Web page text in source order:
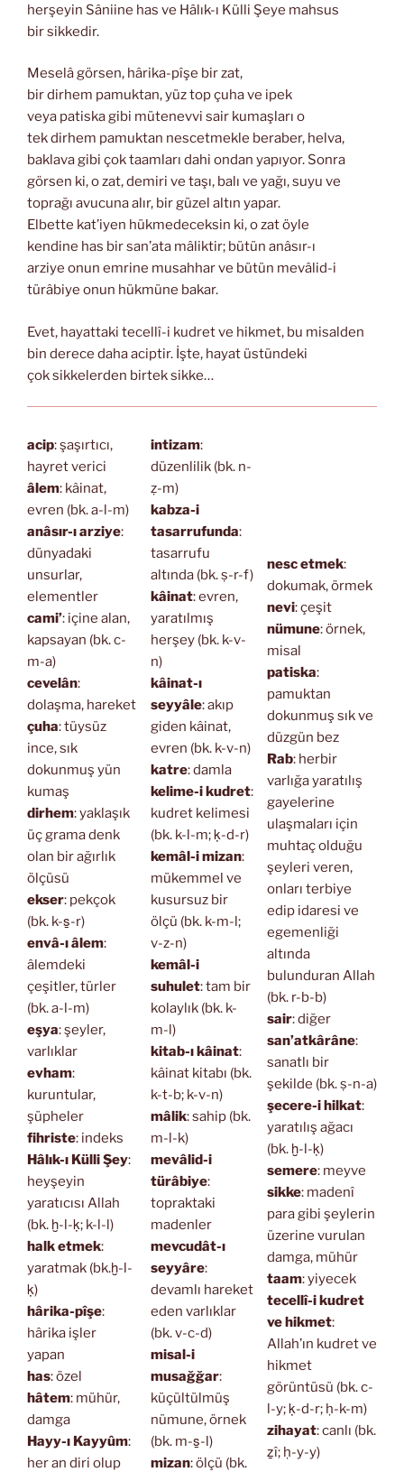
herşeyin Sâniine has ve Hâlık-ı Külli Şeye mahsus
bir sikkedir.
Meselâ görsen, hârika-pîşe bir zat,
bir dirhem pamuktan, yüz top çuha ve ipek
veya patiska gibi mütenevvi sair kumaşları o
tek dirhem pamuktan nescetmekle beraber, helva,
baklava gibi çok taamları dahi ondan yapıyor. Sonra
görsen ki, o zat, demiri ve taşı, balı ve yağı, suyu ve
toprağı avucuna alır, bir güzel altın yapar.
Elbette kat’iyen hükmedeceksin ki, o zat öyle
kendine has bir san’ata mâliktir; bütün anâsır-ı
arziye onun emrine musahhar ve bütün mevâlid-i
türâbiye onun hükmüne bakar.
Evet, hayattaki tecellî-i kudret ve hikmet, bu misalden
bin derece daha aciptir. İşte, hayat üstündeki
çok sikkelerden birtek sikke…
acip: şaşırtıcı,
hayret verici
âlem: kâinat,
evren (bk. a-l-m)
anâsır-ı arziye:
dünyadaki
unsurlar,
elementler
cami’: içine alan,
kapsayan (bk. c-
m-a)
cevelân:
dolaşma, hareket
çuha: tüysüz
ince, sık
dokunmuş yün
kumaş
dirhem: yaklaşık
üç grama denk
olan bir ağırlık
ölçüsü
ekser: pekçok
(bk. k-s̱-r)
envâ-ı âlem:
âlemdeki
çeşitler, türler
(bk. a-l-m)
eşya: şeyler,
varlıklar
evham:
kuruntular,
şüpheler
fihriste: indeks
Hâlık-ı Külli Şey:
heyşeyin
yaratıcısı Allah
(bk. ḫ-l-ḳ; k-l-l)
halk etmek:
yaratmak (bk.ḫ-l-
ḳ)
hârika-pîşe:
hârika işler
yapan
has: özel
hâtem: mühür,
damga
Hayy-ı Kayyûm:
her an diri olup
intizam:
düzenlilik (bk. n-
ẓ-m)
kabza-i
tasarrufunda:
tasarrufu
altında (bk. ṣ-r-f)
kâinat: evren,
yaratılmış
herşey (bk. k-v-
n)
kâinat-ı
seyyâle: akıp
giden kâinat,
evren (bk. k-v-n)
katre: damla
kelime-i kudret:
kudret kelimesi
(bk. k-l-m; ḳ-d-r)
kemâl-i mizan:
mükemmel ve
kusursuz bir
ölçü (bk. k-m-l;
v-z-n)
kemâl-i
suhulet: tam bir
kolaylık (bk. k-
m-l)
kitab-ı kâinat:
kâinat kitabı (bk.
k-t-b; k-v-n)
mâlik: sahip (bk.
m-l-k)
mevâlid-i
türâbiye:
topraktaki
madenler
mevcudât-ı
seyyâre:
devamlı hareket
eden varlıklar
(bk. v-c-d)
misal-i
musağğar:
küçültülmüş
nümune, örnek
(bk. m-s̱-l)
mizan: ölçü (bk.
nesc etmek:
dokumak, örmek
nevi: çeşit
nümune: örnek,
misal
patiska:
pamuktan
dokunmuş sık ve
düzgün bez
Rab: herbir
varlığa yaratılış
gayelerine
ulaşmaları için
muhtaç olduğu
şeyleri veren,
onları terbiye
edip idaresi ve
egemenliği
altında
bulunduran Allah
(bk. r-b-b)
sair: diğer
san’atkârâne:
sanatlı bir
şekilde (bk. ṣ-n-a)
şecere-i hilkat:
yaratılış ağacı
(bk. ḫ-l-ḳ)
semere: meyve
sikke: madenî
para gibi şeylerin
üzerine vurulan
damga, mühür
taam: yiyecek
tecellî-i kudret
ve hikmet:
Allah’ın kudret ve
hikmet
görüntüsü (bk. c-
l-y; ḳ-d-r; ḥ-k-m)
zihayat: canlı (bk.
ẕî; ḥ-y-y)